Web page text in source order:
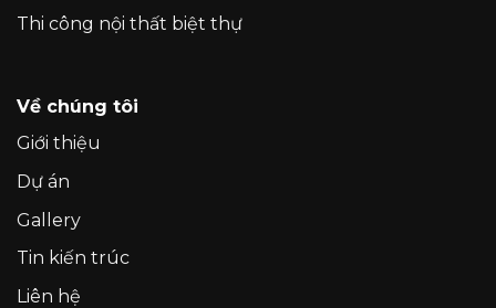
Thi công nội thất biệt thự
Về chúng tôi
Giới thiệu
Dự án
Gallery
Tin kiến trúc
Liên hệ